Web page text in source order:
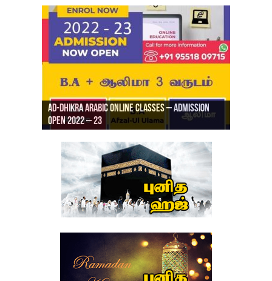
Ad-Dhikra Arabic Online Classes – Admission
Open 2022 – 23
Ad-Dhikra Arabic Online Classes – BA Arabic
AD DHIKRA ARABIC COLLEGE ADMISSION
ரியாத் ஜும்ஆ தமிழாக்கம், Jamia Al Hajiri
Masjid (Kuwait Masjid), Malaz, Riyadh